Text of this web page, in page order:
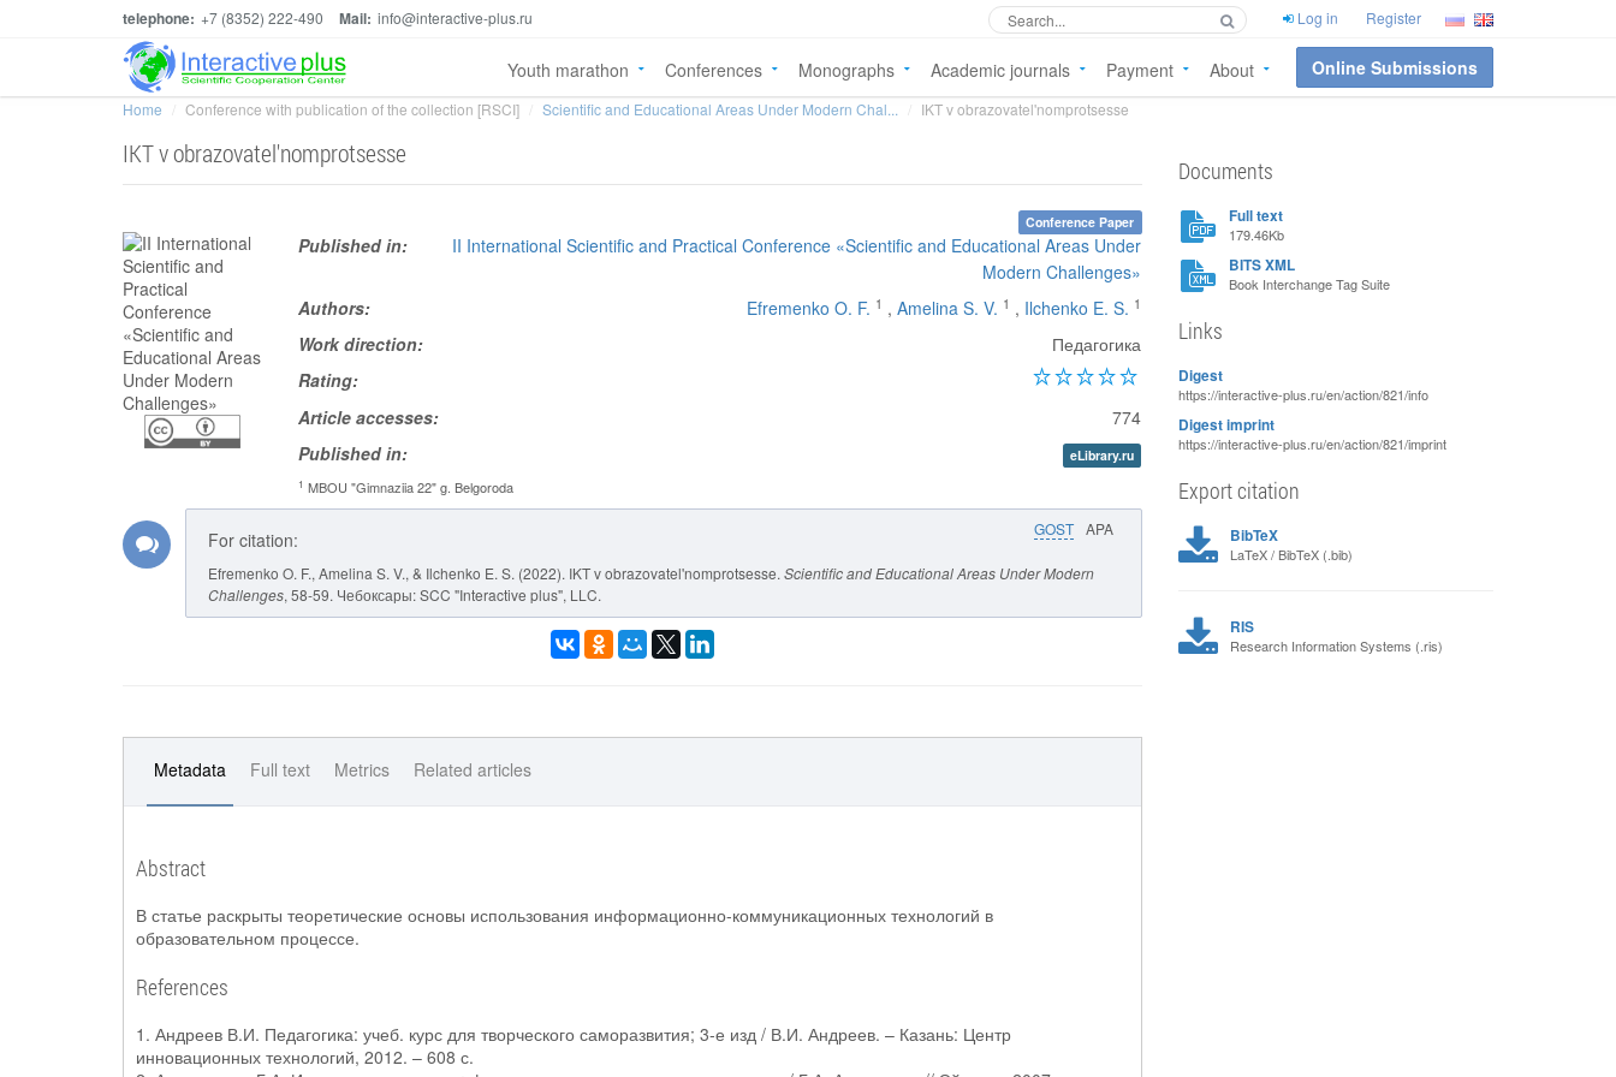
telephone: +7 (8352) 222-490 Mail: info@interactive-plus.ru Log in Register
Youth marathon Conferences Monographs Academic journals Payment About Online Submissions
Home Conference with publication of the collection [RSCI] Scientific and Educational Areas Under Modern Chal... IKT v obrazovatel'nomprotsesse
IKT v obrazovatel'nomprotsesse
Conference Paper
Published in:
II International Scientific and Practical Conference «Scientific and Educational Areas Under
Modern Challenges»
Authors:
Efremenko O. F. 1 ,Amelina S. V. 1 , Ilchenko E. S. 1
Work direction:
Педагогика
Rating:
Article accesses:
774
Published in:
eLibrary.ru
1 MBOU "Gimnaziia 22" g. Belgoroda
GOST APA
For citation:
Efremenko O. F., Amelina S. V., & Ilchenko E. S. (2022). IKT v obrazovatel'nomprotsesse. Scientific and Educational Areas Under Modern
Challenges, 58-59. Чебоксары: SCC "Interactive plus", LLC.
Metadata Full text Metrics Related articles
Abstract
В статье раскрыты теоретические основы использования информационно-коммуникационных технологий в
образовательном процессе.
References
1. Андреев В.И. Педагогика: учеб. курс для творческого саморазвития; 3-е изд / В.И. Андреев. – Казань: Центр
инновационных технологий, 2012. – 608 с.
Documents
Full text
179.46Kb
BITS XML
Book Interchange Tag Suite
Links
Digest
https://interactive-plus.ru/en/action/821/info
Digest imprint
https://interactive-plus.ru/en/action/821/imprint
Export citation
BibTeX
LaTeX / BibTeX (.bib)
RIS
Research Information Systems (.ris)